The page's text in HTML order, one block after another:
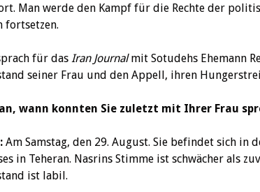
Man werde den Kampf für die Rechte der
fortsetzen.
für das Iran Journalmit Sotudehs Ehemann
seiner Frau und den Appell, ihren
wann konnten Sie zuletzt mit Ihrer Frau
Am Samstag, den 29. August. Sie befindet sich in
in Teheran. Nasrins Stimme ist schwächer als
ist labil.